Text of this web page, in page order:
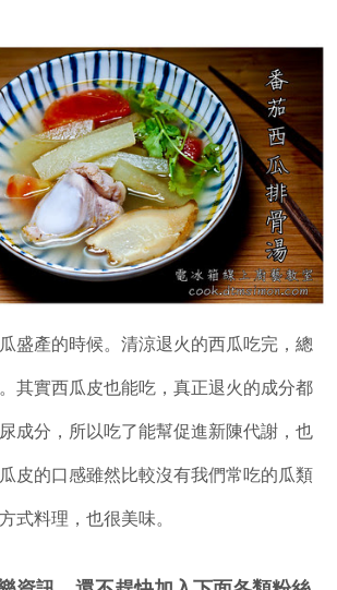
盛產的時候。清涼退火的西瓜吃完，總
其實西瓜皮也能吃，真正退火的成分都
成分，所以吃了能幫促進新陳代謝，也
皮的口感雖然比較沒有我們常吃的瓜類
式料理，也很美味。